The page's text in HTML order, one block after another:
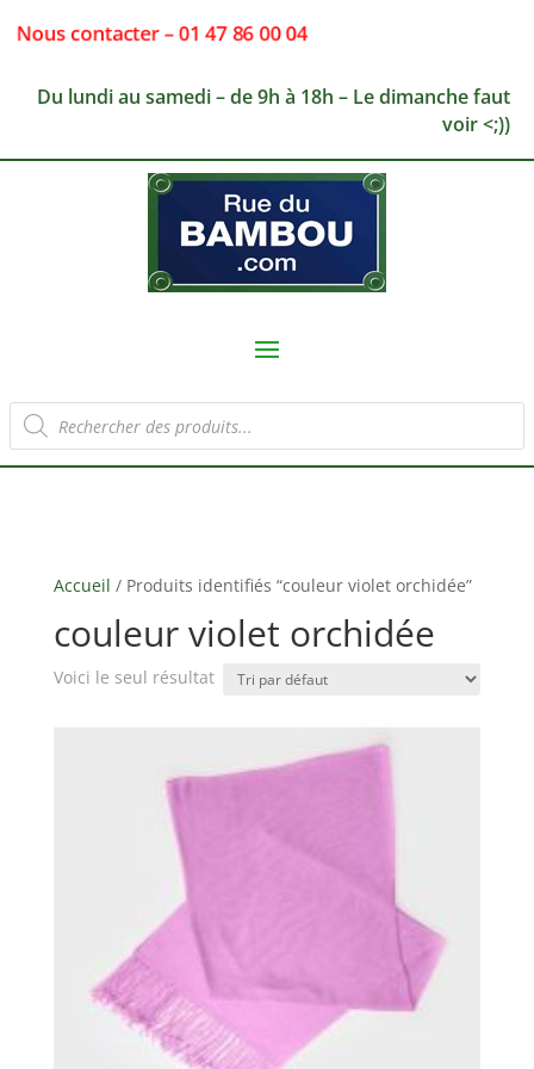
Nous contacter – 01 47 86 00 04
Du lundi au samedi – de 9h à 18h – Le dimanche faut
voir <;))
Recherche
de
produits
Accueil / Produits identifiés “couleur violet orchidée”
couleur violet orchidée
Voici le seul résultat